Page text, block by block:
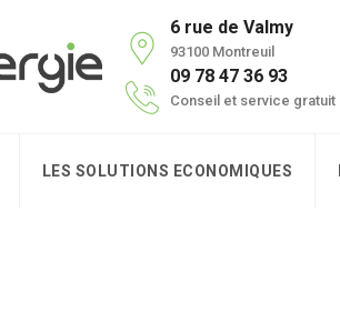
6 rue de Valmy
93100 Montreuil
09 78 47 36 93
Conseil et service gratuit
LES SOLUTIONS ECONOMIQUES